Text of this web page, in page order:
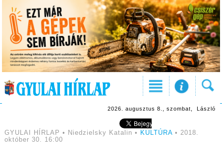
2026. augusztus 8., szombat, László
GYULAI HÍRLAP • Niedzielsky Katalin • KULTÚRA• 2018.
október 30. 16:00